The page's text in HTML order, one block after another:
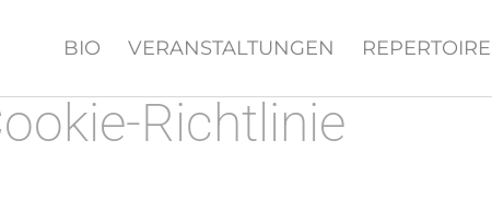
BIO VERANSTALTUNGEN REPERTOIRE
Richtlinie